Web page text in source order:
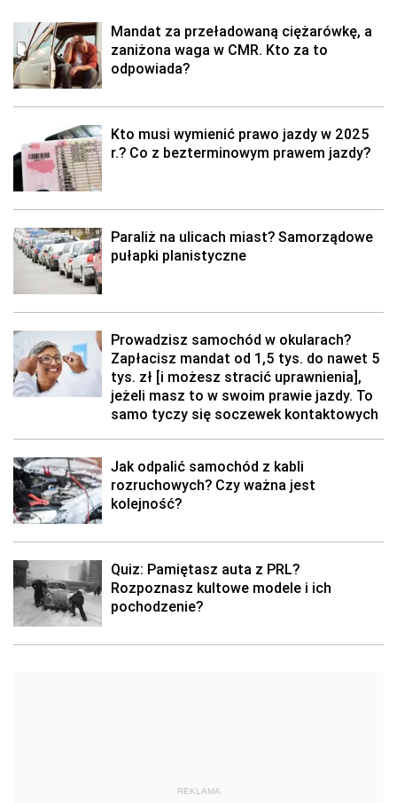
Mandat za przeładowaną ciężarówkę, a
zaniżona waga w CMR. Kto za to
odpowiada?
Kto musi wymienić prawo jazdy w 2025
r.? Co z bezterminowym prawem jazdy?
Paraliż na ulicach miast? Samorządowe
pułapki planistyczne
Prowadzisz samochód w okularach?
Zapłacisz mandat od 1,5 tys. do nawet 5
tys. zł [i możesz stracić uprawnienia],
jeżeli masz to w swoim prawie jazdy. To
samo tyczy się soczewek kontaktowych
Jak odpalić samochód z kabli
rozruchowych? Czy ważna jest
kolejność?
Quiz: Pamiętasz auta z PRL?
Rozpoznasz kultowe modele i ich
pochodzenie?
REKLAMA